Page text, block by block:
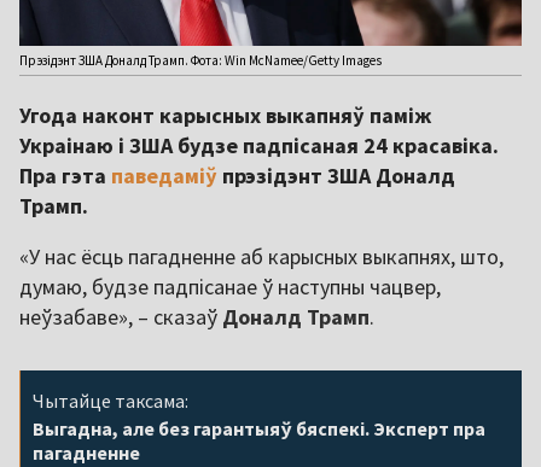
Прэзідэнт ЗША Доналд Трамп. Фота: Win McNamee/Getty Images
Угода наконт карысных выкапняў паміж
Украінаю і ЗША будзе падпісаная 24 красавіка.
Пра гэта паведаміў прэзідэнт ЗША Доналд
Трамп.
«У нас ёсць пагадненне аб карысных выкапнях, што,
думаю, будзе падпісанае ў наступны чацвер,
неўзабаве», – сказаў Доналд Трамп.
Чытайце таксама:
Выгадна, але без гарантыяў бяспекі. Эксперт пра
пагадненне